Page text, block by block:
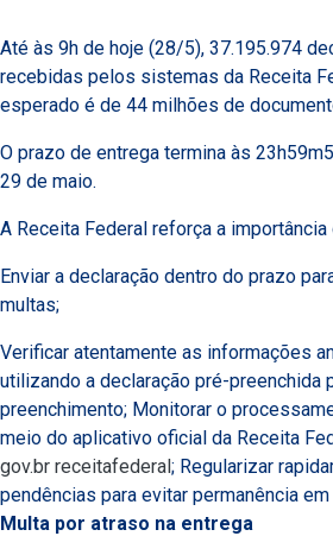
Até às 9h de hoje (28/5), 37.195.974
recebidas pelos sistemas da Receita
esperado é de 44 milhões de
O prazo de entrega termina às
29 de maio.
A Receita Federal reforça a importância
Enviar a declaração dentro do prazo
multas;
Verificar atentamente as informações
utilizando a declaração pré-preenchida
preenchimento; Monitorar o
meio do aplicativo oficial da Receita
gov.br receitafederal; Regularizar
pendências para evitar permanência em
Multa por atraso na entrega